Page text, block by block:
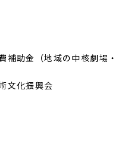
補助金（地域の中核劇場・
化振興会